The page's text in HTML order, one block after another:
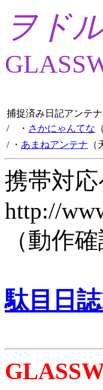
ヲド
捕捉済み日記アンテナ
/ ・ さかにゃんてな
/ ・ あまねアンテナ （
携帯対
http://
（動作
駄目日誌